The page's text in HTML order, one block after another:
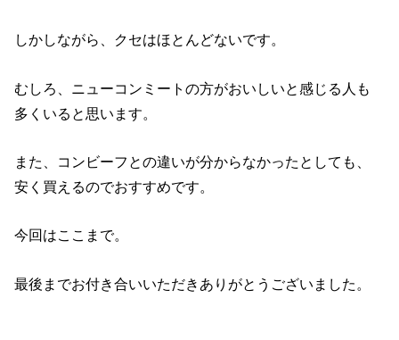
しかしながら、クセはほとんどないです。
むしろ、ニューコンミートの方がおいしいと感じる人も
多くいると思います。
また、コンビーフとの違いが分からなかったとしても、
安く買えるのでおすすめです。
今回はここまで。
最後までお付き合いいただきありがとうございました。